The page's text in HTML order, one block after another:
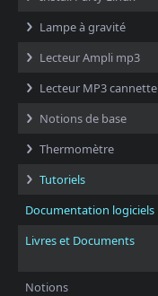
Lampe à gravité
Lecteur Ampli mp3
Lecteur MP3 cannette
Notions de base
Thermomètre
Tutoriels
Documentation logiciels
Livres et Documents
Notions